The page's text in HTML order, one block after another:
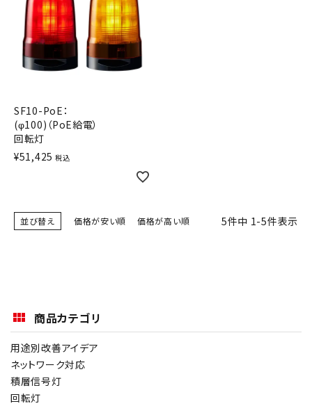
SF10-PoE：
(φ100)（PoE給電）
回転灯
¥51,425 税込
並び替え 価格が安い順 価格が高い順 5件中 1-5件表示
商品カテゴリ
用途別改善アイデア
ネットワーク対応
積層信号灯
回転灯